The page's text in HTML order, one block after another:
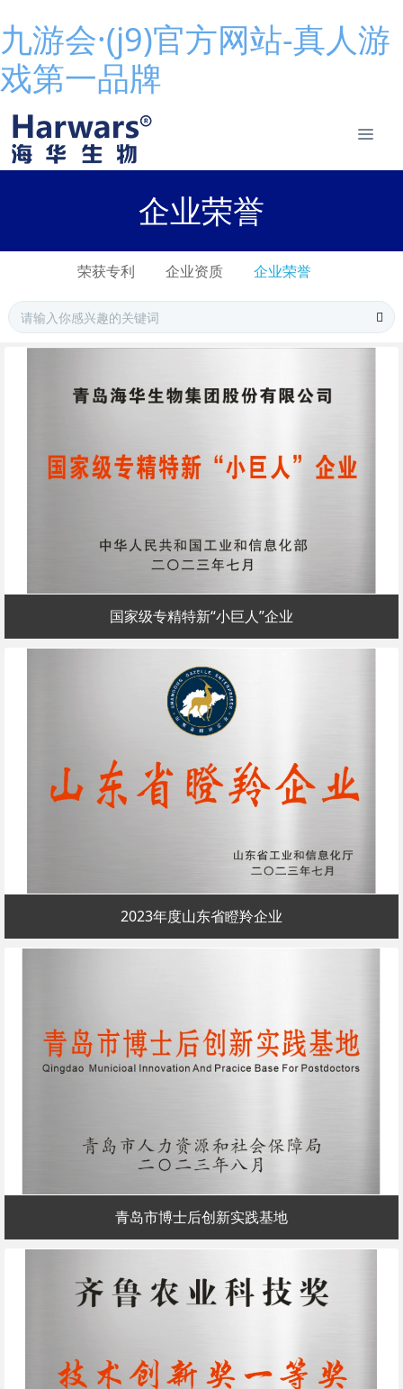
九游会·(j9)官方网站-真人游
戏第一品牌
企业荣誉
荣获专利 企业资质 企业荣誉
国家级专精特新“小巨人”企业
2023年度山东省瞪羚企业
青岛市博士后创新实践基地